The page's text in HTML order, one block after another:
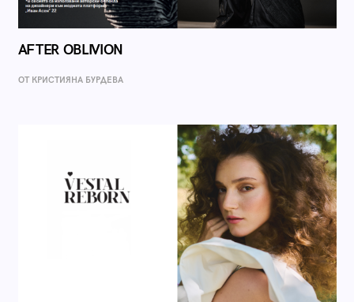
AFTER OBLIVION
ОТ КРИСТИЯНА БУРДЕВА